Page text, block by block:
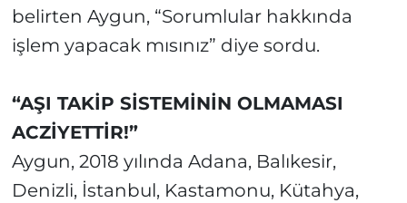
belirten Aygun, “Sorumlular hakkında
işlem yapacak mısınız” diye sordu.
“AŞI TAKİP SİSTEMİNİN OLMAMASI
ACZİYETTİR!”
Aygun, 2018 yılında Adana, Balıkesir,
Denizli, İstanbul, Kastamonu, Kütahya,